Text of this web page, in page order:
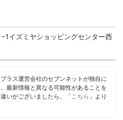
イズミヤショッピングセンター西
ラス運営会社のセブンネットが独自に
最新情報と異なる可能性があることを
いがございましたら、「 こちら 」より